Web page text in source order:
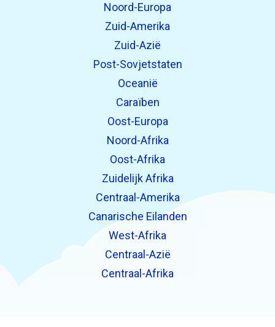
Noord-Europa
Zuid-Amerika
Zuid-Azië
Post-Sovjetstaten
Oceanië
Caraïben
Oost-Europa
Noord-Afrika
Oost-Afrika
Zuidelijk Afrika
Centraal-Amerika
Canarische Eilanden
West-Afrika
Centraal-Azië
Centraal-Afrika